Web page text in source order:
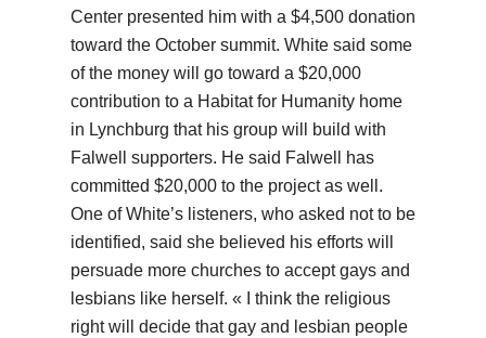
Center presented him with a $4,500 donation
toward the October summit. White said some
of the money will go toward a $20,000
contribution to a Habitat for Humanity home
in Lynchburg that his group will build with
Falwell supporters. He said Falwell has
committed $20,000 to the project as well.
One of White’s listeners, who asked not to be
identified, said she believed his efforts will
persuade more churches to accept gays and
lesbians like herself. « I think the religious
right will decide that gay and lesbian people